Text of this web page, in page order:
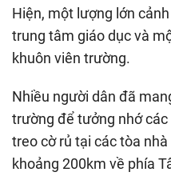
Hiện, một lượng lớn
trung tâm giáo dục và
khuôn viên trường.
Nhiều người dân đã
trường để tưởng nhớ
treo cờ rủ tại các tòa
khoảng 200km về phía